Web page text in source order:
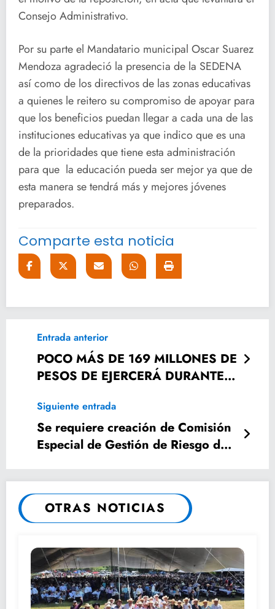
Consejo Administrativo.
Por su parte el Mandatario municipal Oscar Suarez
Mendoza agradeció la presencia de la SEDENA
así como de los directivos de las zonas educativas
a quienes le reitero su compromiso de apoyar para
que los beneficios puedan llegar a cada una de las
instituciones educativas ya que indico que es una
de la prioridades que tiene esta administración
para que la educación pueda ser mejor ya que de
esta manera se tendrá más y mejores jóvenes
preparados.
Comparte esta noticia
Entrada anterior
POCO MÁS DE 169 MILLONES DE
PESOS DE EJERCERÁ DURANTE
Siguiente entrada
Se requiere creación de Comisión
Especial de Gestión de Riesgo de
OTRAS NOTICIAS